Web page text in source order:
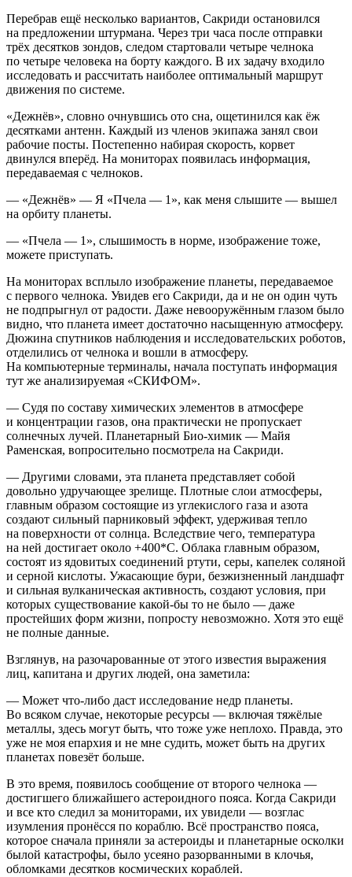
Перебрав ещё несколько вариантов, Сакриди остановился
на предложении штурмана. Через три часа после отправки
трёх десятков зондов, следом стартовали четыре челнока
по четыре человека на борту каждого. В их задачу входило
исследовать и рассчитать наиболее оптимальный маршрут
движения по системе.
«Дежнёв», словно очнувшись ото сна, ощетинился как ёж
десятками антенн. Каждый из членов экипажа занял свои
рабочие посты. Постепенно набирая скорость, корвет
двинулся вперёд. На мониторах появилась информация,
передаваемая с челноков.
— «Дежнёв» — Я «Пчела — 1», как меня слышите — вышел
на орбиту планеты.
— «Пчела — 1», слышимость в норме, изображение тоже,
можете приступать.
На мониторах всплыло изображение планеты, передаваемое
с первого челнока. Увидев его Сакриди, да и не он один чуть
не подпрыгнул от радости. Даже невооружённым глазом было
видно, что планета имеет достаточно насыщенную атмосферу.
Дюжина спутников наблюдения и исследовательских роботов,
отделились от челнока и вошли в атмосферу.
На компьютерные терминалы, начала поступать информация
тут же анализируемая «СКИФОМ».
— Судя по составу химических элементов в атмосфере
и концентрации газов, она практически не пропускает
солнечных лучей. Планетарный Био-химик — Майя
Раменская, вопросительно посмотрела на Сакриди.
— Другими словами, эта планета представляет собой
довольно удручающее зрелище. Плотные слои атмосферы,
главным образом состоящие из углекислого газа и азота
создают сильный парниковый эффект, удерживая тепло
на поверхности от солнца. Вследствие чего, температура
на ней достигает около +400*С. Облака главным образом,
состоят из ядовитых соединений ртути, серы, капелек соляной
и серной кислоты. Ужасающие бури, безжизненный ландшафт
и сильная вулканическая активность, создают условия, при
которых существование какой-бы то не было — даже
простейших форм жизни, попросту невозможно. Хотя это ещё
не полные данные.
Взглянув, на разочарованные от этого известия выражения
лиц, капитана и других людей, она заметила:
— Может что-либо даст исследование недр планеты.
Во всяком случае, некоторые ресурсы — включая тяжёлые
металлы, здесь могут быть, что тоже уже неплохо. Правда, это
уже не моя епархия и не мне судить, может быть на других
планетах повезёт больше.
В это время, появилось сообщение от второго челнока —
достигшего ближайшего астероидного пояса. Когда Сакриди
и все кто следил за мониторами, их увидели — возглас
изумления пронёсся по кораблю. Всё пространство пояса,
которое сначала приняли за астероиды и планетарные осколки
былой катастрофы, было усеяно разорванными в клочья,
обломками десятков космических кораблей.